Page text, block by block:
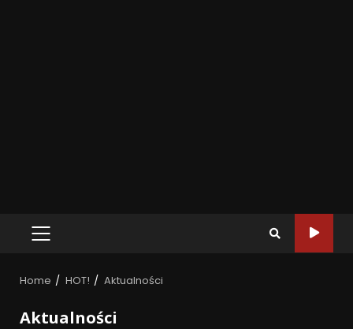
Home HOT! Aktualności
Aktualności